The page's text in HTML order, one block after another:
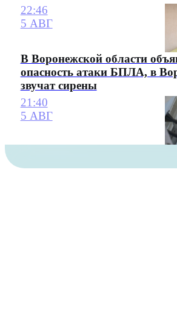
22:46
5 АВГ
В Воронежской области
опасность атаки БПЛА, в
звучат сирены
21:40
5 АВГ